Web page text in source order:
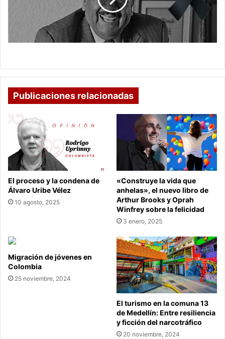
Publicaciones relacionadas
El proceso y la condena de
Álvaro Uribe Vélez
10 agosto, 2025
«Construye la vida que
anhelas», el nuevo libro de
Arthur Brooks y Oprah
Winfrey sobre la felicidad
3 enero, 2025
Migración de jóvenes en
Colombia
25 noviembre, 2024
El turismo en la comuna 13
de Medellín: Entre resiliencia
y ficción del narcotráfico
20 noviembre, 2024